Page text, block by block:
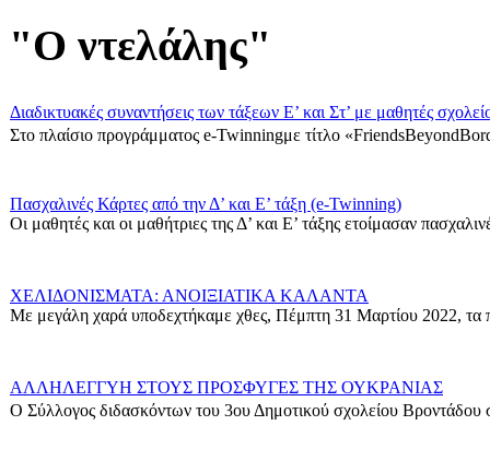
"Ο ντελάλης"
Διαδικτυακές συναντήσεις των τάξεων Ε’ και Στ’ με μαθητές
Στο πλαίσιο προγράμματος e-Twinningμε τίτλο
Πασχαλινές Κάρτες από την Δ’ και Ε’ τάξη (e-Twinning)
Οι μαθητές και οι μαθήτριες της Δ’ και Ε’ τάξης ετοίμασαν
ΧΕΛΙΔΟΝΙΣΜΑΤΑ: ΑΝΟΙΞΙΑΤΙΚΑ ΚΑΛΑΝΤΑ
Με μεγάλη χαρά υποδεχτήκαμε χθες, Πέμπτη 31 Μαρτίου 2022, τα
ΑΛΛΗΛΕΓΓΥΗ ΣΤΟΥΣ ΠΡΟΣΦΥΓΕΣ ΤΗΣ ΟΥΚΡΑΝΙΑΣ
Ο Σύλλογος διδασκόντων του 3ου Δημοτικού σχολείου